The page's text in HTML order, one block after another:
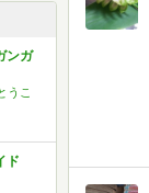
ンガ
うこ
ド